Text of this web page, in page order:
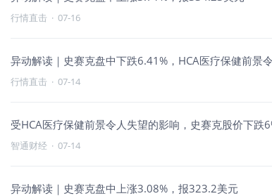
行情直击 · 07-16
异动解读｜史赛克盘中下跌6.41%，HCA医疗保健前景
行情直击 · 07-14
受HCA医疗保健前景令人失望的影响，史赛克股价下跌
智通财经 · 07-14
异动解读｜史赛克盘中上涨3.08%，报323.2美元